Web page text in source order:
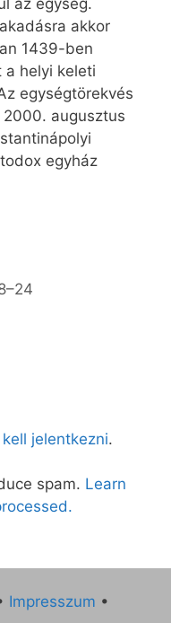
az egység.
akkor
1439-ben
helyi keleti
egységtörekvés
augusztus
egyház
jelentkezni.
spam. Learn
Impresszum •